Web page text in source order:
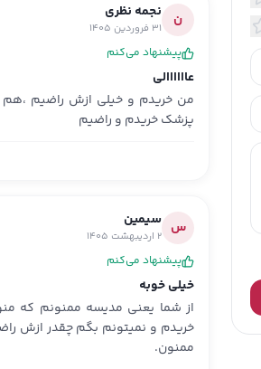
ن نجمه نظری
31 فروردین 1405
پیشنهاد می‌کنم
عاااااالی
من خریدم و خیلی ازش راضیم
پزشک خریدم و راضیم
س سیمین
2 اردیبهشت 1405
پیشنهاد می‌کنم
خیلی خوبه
از شما یعنی مدیسه ممنونم که
خریدم و نمیتونم بگم چقدر ازش
ممنون.